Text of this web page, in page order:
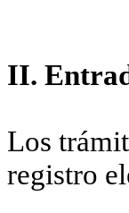
II.
Los
registro